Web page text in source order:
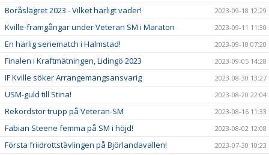
Boråslägret 2023 - Vilket härligt väder! 2023-09-18 12:29
Kville-framgångar under Veteran SM i Maraton 2023-09-11 11:30
En härlig seriematch i Halmstad! 2023-09-10 07:20
Finalen i Kraftmätningen, Lidingö 2023 2023-09-05 14:28
IF Kville söker Arrangemangsansvarig 2023-08-30 13:27
USM-guld till Stina! 2023-08-20 22:04
Rekordstor trupp på Veteran-SM 2023-08-16 11:33
Fabian Steene femma på SM i höjd! 2023-08-02 12:08
Första friidrottstävlingen på Björlandavallen! 2023-07-30 10:23